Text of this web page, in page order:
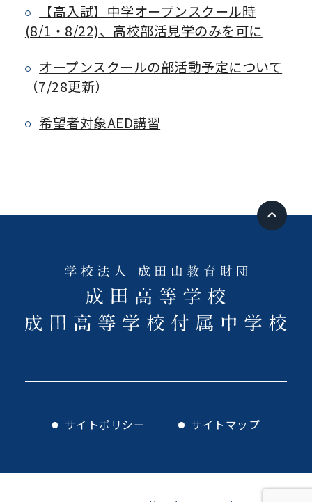
【高入試】中学オープンスクール時
(8/1・8/22)、高校部活見学のみを可に
オープンスクールの部活動予定について
（7/28更新）
希望者対象AED講習
サイトポリシー サイトマップ